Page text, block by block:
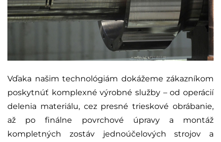
Vďaka našim technológiám dokážeme zákazníkom
poskytnúť komplexné výrobné služby – od operácií
delenia materiálu, cez presné trieskové obrábanie,
až po finálne povrchové úpravy a montáž
kompletných zostáv jednoúčelových strojov a